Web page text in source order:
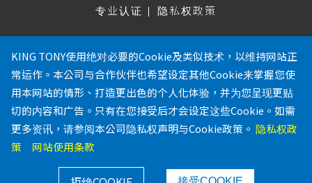
KING TONY使用绝对必要的Cookie及类似技术，以维持网站正
常运作。本公司与合作伙伴也希望设定其他Cookie来掌握您使
用本网站的情形、打造更出色的个人化体验，并为您呈现更贴
切的内容和广告。只有在您接受后才会设定这些Cookie。如需
更多资讯，请参阅本公司隐私权声明与Cookie政策。 隐私权政
策
网站使用条款
专业认证 隐私权政策
关注我们
886-4-23353567
886-4-23353642
service@kingtony.com.tw
台中市乌日区溪南路二段516巷
150弄11号
Copyright © 2022 KING TONY 工具学园 All Rights